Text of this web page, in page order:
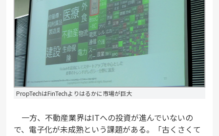
PropTechはFinTechよりはるかに市場が巨大
一方、不動産業界はITへの投資が進んでいないの
で、電子化が未成熟という課題がある。「古くさくて